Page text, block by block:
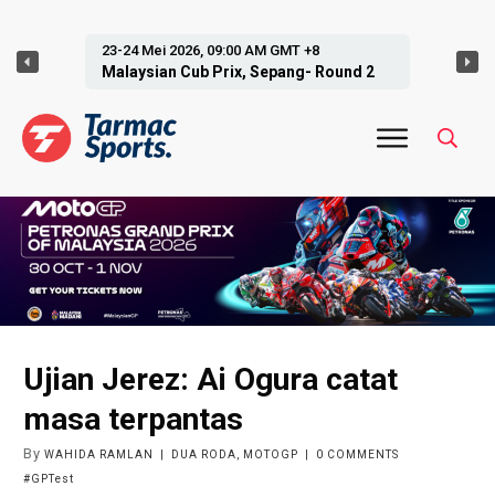
27-28 Jun 2026, 09:00 AM GMT +8
Malaysian Cub Prix, Jempol- Round 3
Ujian Jerez: Ai Ogura catat
masa terpantas
By WAHIDA RAMLAN DUA RODA MOTOGP 0 COMMENTS
#GPTest